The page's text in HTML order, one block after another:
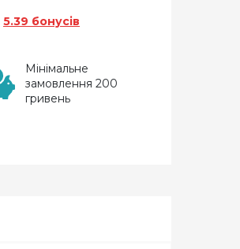
5.39 бонусів
Мінімальне
замовлення 200
гривень